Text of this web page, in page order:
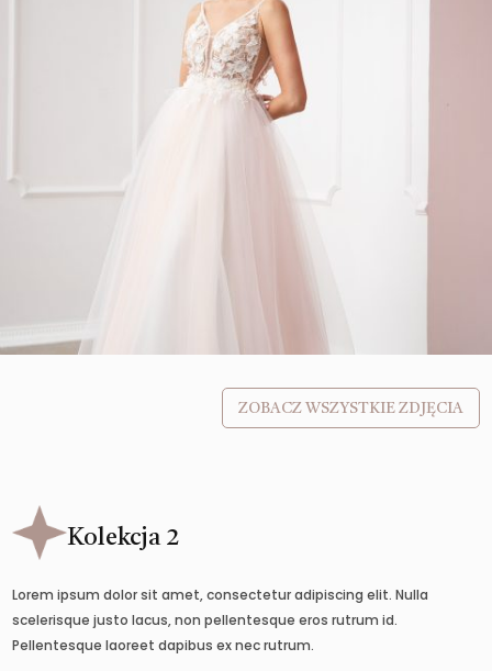
ZOBACZ WSZYSTKIE ZDJĘCIA
Kolekcja 2
Lorem ipsum dolor sit amet, consectetur adipiscing elit. Nulla
scelerisque justo lacus, non pellentesque eros rutrum id.
Pellentesque laoreet dapibus ex nec rutrum.